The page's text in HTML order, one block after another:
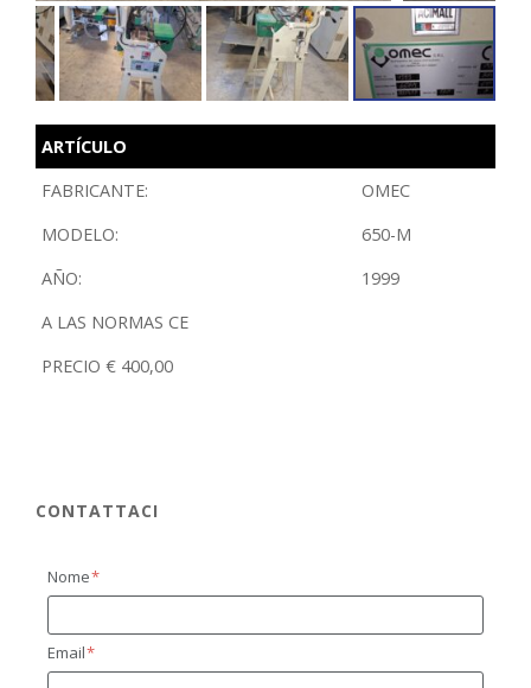
ARTÍCULO
FABRICANTE:
OMEC
MODELO:
650-M
AÑO:
1999
A LAS NORMAS CE
PRECIO € 400,00
CONTATTACI
Nome
Email